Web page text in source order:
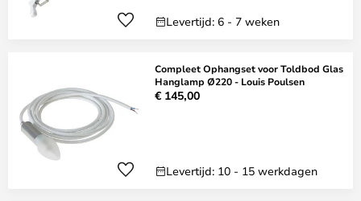
Levertijd: 6 - 7 weken
Compleet Ophangset voor Toldbod Glas
Hanglamp Ø220 - Louis Poulsen
€ 145,00
Levertijd: 10 - 15 werkdagen